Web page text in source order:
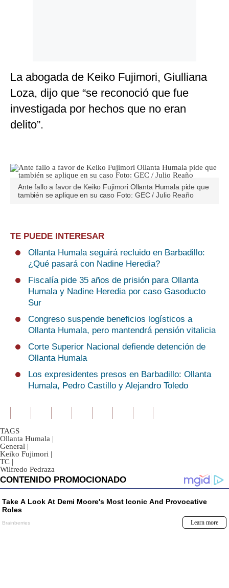
Loza, dijo que “se reconoció que fue
investigada por hechos que no eran
delito”.
Ante fallo a favor de Keiko Fujimori Ollanta Humala pide que
también se aplique en su caso Foto: GEC / Julio Reaño
¿Qué pasará con Nadine Heredia?
Fiscalía pide 35 años de prisión para Ollanta
Humala y Nadine Heredia por caso Gasoducto
Sur
Ollanta Humala, pero mantendrá pensión vitalicia
Corte Superior Nacional defiende detención de
Ollanta Humala
Humala, Pedro Castillo y Alejandro Toledo
TAGS
Ollanta Humala
General |
Keiko Fujimori
TC |
Wilfredo Pedraza